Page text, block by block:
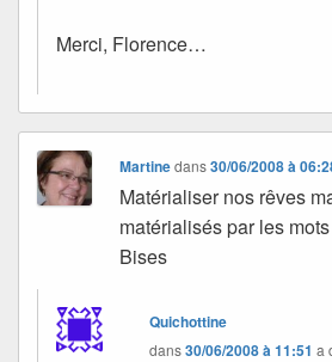
Merci, Florence…
Martinedans30/06/2008 à
Matérialiser nos rêves
matérialisés par les
Bises
Quichottine
dans30/06/2008 à 11:51 a